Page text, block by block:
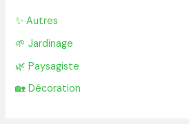
✨ Autres
🌱 Jardinage
🌿 Paysagiste
🏡 Décoration